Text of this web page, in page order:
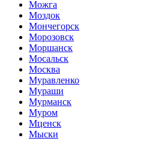
Можга
Моздок
Мончегорск
Морозовск
Моршанск
Мосальск
Москва
Муравленко
Мураши
Мурманск
Муром
Мценск
Мыски